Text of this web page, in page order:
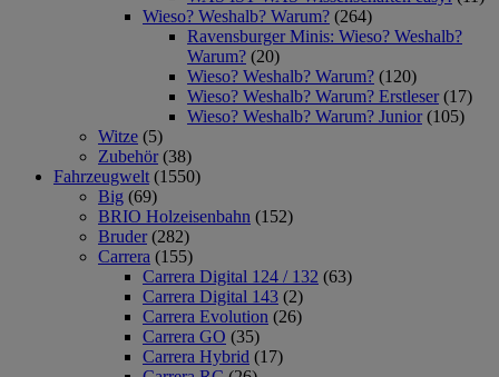
Wieso? Weshalb? Warum? (264)
Ravensburger Minis: Wieso? Weshalb?
Warum? (20)
Wieso? Weshalb? Warum? (120)
Wieso? Weshalb? Warum? Erstleser (17)
Wieso? Weshalb? Warum? Junior (105)
Witze (5)
Zubehör (38)
Fahrzeugwelt (1550)
Big (69)
BRIO Holzeisenbahn (152)
Bruder (282)
Carrera (155)
Carrera Digital 124 / 132 (63)
Carrera Digital 143 (2)
Carrera Evolution (26)
Carrera GO (35)
Carrera Hybrid (17)